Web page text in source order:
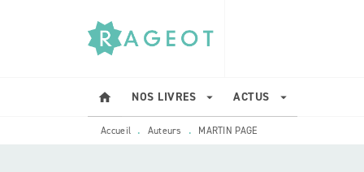
MENU RECHERCHE
home NOS LIVRES arrow_drop_down ACTUS arrow_drop_down
Accueil • Auteurs • MARTIN PAGE